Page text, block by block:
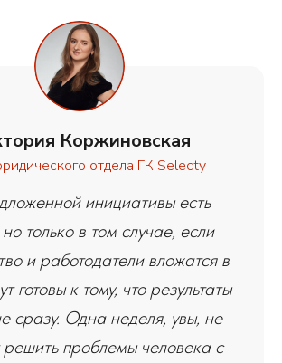
Коржиновская
отдела ГК Selecty
инициативы есть
только в том случае, если
и работодатели вложатся в
готовы к тому, что результаты
сразу. Одна неделя, увы, не
проблемы человека с